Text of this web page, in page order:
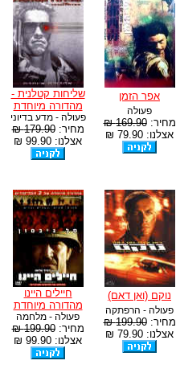
אפר הזמן
פעולה
מחיר:169.90 ₪
אצלנו: 79.90 ₪
שליחות קטלנית -
מהדורה מיוחדת
פעולה - מדע בדיוני
מחיר:179.90 ₪
אצלנו: 99.90 ₪
נוקם (ואן דאם)
פעולה - הרפתקה
מחיר:199.90 ₪
אצלנו: 79.90 ₪
חיילים היינו
מהדורה מיוחדת
פעולה - מלחמה
מחיר:199.90 ₪
אצלנו: 99.90 ₪